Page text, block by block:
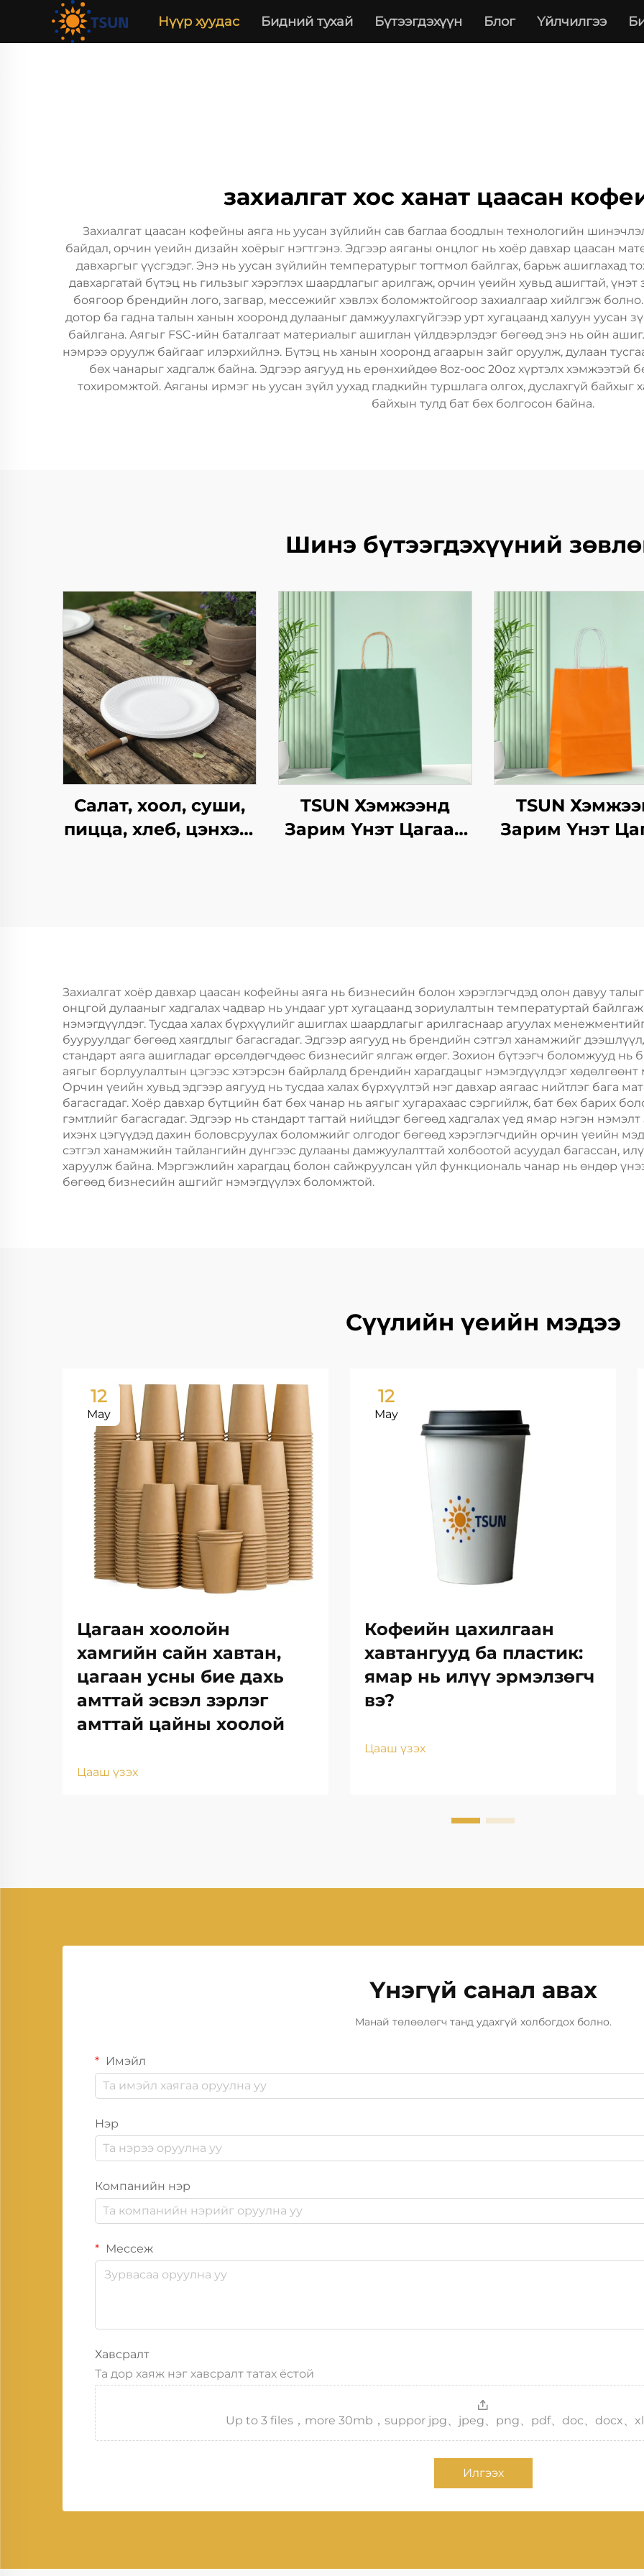
Нүүр хуудас Бидний тухай Бүтээгдэхүүн Блог Үйлчилгээ
захиалгат хос ханат цаасан
Захиалгат цаасан кофейны аяга нь уусан зүйлийн сав баглаа боодлын технологийн
байдал, орчин үеийн дизайн хоёрыг нэгтгэнэ. Эдгээр аяганы онцлог нь хоёр давхар цаасан
давхаргыг үүсгэдэг. Энэ нь уусан зүйлийн температурыг тогтмол байлгах, барьж ашиглахад
давхаргатай бүтэц нь гильзыг хэрэглэх шаардлагыг арилгаж, орчин үеийн хувьд ашигтай,
боягоор брендийн лого, загвар, мессежийг хэвлэх боломжтойгоор захиалгаар хийлгэж
дотор ба гадна талын ханын хооронд дулааныг дамжуулахгүйгээр урт хугацаанд халуун уусан
байлгана. Аягыг FSC-ийн баталгаат материалыг ашиглан үйлдвэрлэдэг бөгөөд энэ нь ойн
нэмрээ оруулж байгааг илэрхийлнэ. Бүтэц нь ханын хооронд агаарын зайг оруулж, дулаан
бөх чанарыг хадгалж байна. Эдгээр аягууд нь ерөнхийдөө 8oz-оос 20oz хүртэлх
тохиромжтой. Аяганы ирмэг нь уусан зүйл уухад гладкийн туршлага олгох, дуслахгүй байхыг
байхын тулд бат бөх болгосон байна.
Шинэ бүтээгдэхүүний
Салат, хоол, суши,
пицца, хлеб, цэнхэр,
хавтангаас бүрдсэн
дагуу, цэцэг, хөнгөн
хоолны ашиглахад
TSUN Хэмжээнд
Зарим Үнэт Цагаан
TSUN
Зарим Үнэт
Пластик
Захиалгат хоёр давхар цаасан кофейны аяга нь бизнесийн болон хэрэглэгчдэд олон давуу
онцгой дулааныг хадгалах чадвар нь ундааг урт хугацаанд зориулалтын температуртай
нэмэгдүүлдэг. Тусдаа халах бүрхүүлийг ашиглах шаардлагыг арилгаснаар агуулах
бууруулдаг бөгөөд хаягдлыг багасгадаг. Эдгээр аягууд нь брендийн сэтгэл ханамжийг
стандарт аяга ашигладаг өрсөлдөгчдөөс бизнесийг ялгаж өгдөг. Зохион бүтээгч боломжууд
аягыг борлуулалтын цэгээс хэтэрсэн байрлалд брендийн харагдацыг нэмэгдүүлдэг
Орчин үеийн хувьд эдгээр аягууд нь тусдаа халах бүрхүүлтэй нэг давхар аягаас нийтлэг бага
багасгадаг. Хоёр давхар бүтцийн бат бөх чанар нь аягыг хугарахаас сэргийлж, бат бөх барих
гэмтлийг багасгадаг. Эдгээр нь стандарт тагтай нийцдэг бөгөөд хадгалах үед ямар нэгэн
ихэнх цэгүүдэд дахин боловсруулах боломжийг олгодог бөгөөд хэрэглэгчдийн орчин үеийн
сэтгэл ханамжийн тайлангийн дүнгээс дулааны дамжуулалттай холбоотой асуудал багассан,
харуулж байна. Мэргэжлийн харагдац болон сайжруулсан үйл функциональ чанар нь өндөр
бөгөөд бизнесийн ашгийг нэмэгдүүлэх боломжтой.
Сүүлийн үеийн мэдээ
12
May
Цагаан хоолойн
хамгийн сайн хавтан,
цагаан усны бие дахь
амттай эсвэл зэрлэг
амттай цайны хоолой
Цааш үзэх
12
May
Кофеийн цахилгаан
хавтангууд ба пластик:
ямар нь илүү эрмэлзөгч
вэ?
Цааш үзэх
Үнэгүй санал авах
Манай төлөөлөгч танд удахгүй холбогдох болно.
Имэйл
Нэр
Компанийн нэр
Мессеж
Хавсралт
Та дор хаяж нэг хавсралт татах ёстой
Up to 3 files，more 30mb，suppor jpg、jpeg、png、pdf、doc、docx、
Илгээх